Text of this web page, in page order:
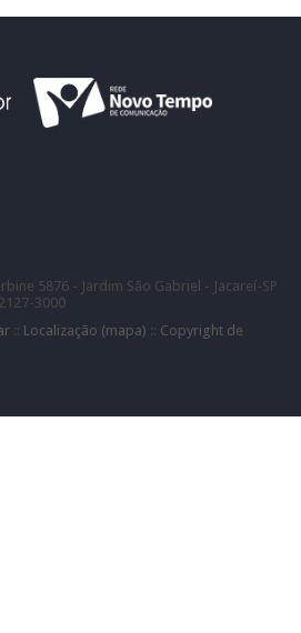
5876 - Jardim São Gabriel - Jacareí-SP
3000
:: Localização (mapa) :: Copyright de